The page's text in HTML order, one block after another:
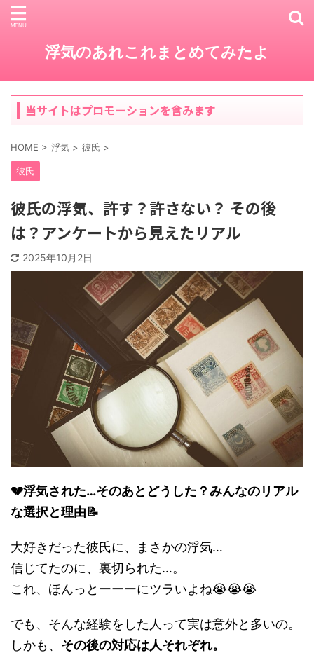
浮気のあれこれまとめてみたよ
当サイトはプロモーションを含みます
HOME > 浮気 > 彼氏 >
彼氏
彼氏の浮気、許す？許さない？ その後
は？アンケートから見えたリアル
2025年10月2日
💔浮気された…そのあとどうした？みんなのリアル
な選択と理由📝
大好きだった彼氏に、まさかの浮気…
信じてたのに、裏切られた…。
これ、ほんっとーーーにツラいよね😭😭😭
でも、そんな経験をした人って実は意外と多いの。
しかも、 その後の対応は人それぞれ。